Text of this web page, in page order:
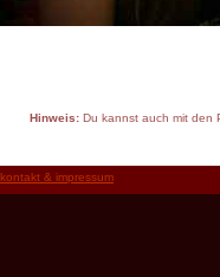
Hinweis:Du kannst auch mit den
kontakt & impressum